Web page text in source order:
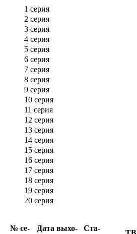
1 серия
2 серия
3 серия
4 серия
5 серия
6 серия
7 серия
8 серия
9 серия
10 серия
11 серия
12 серия
13 серия
14 серия
15 серия
16 серия
17 серия
18 серия
19 серия
20 серия
№ се­
Да­та вы­хо­
Ста­